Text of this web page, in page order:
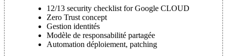
12/13 security checklist for Google CLOUD
Zero Trust concept
Gestion identités
Modèle de responsabilité partagée
Automation déploiement, patching